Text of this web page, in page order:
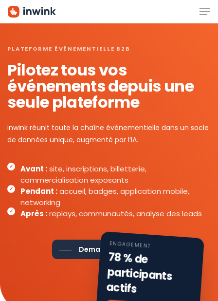
Skip
PLATEFORME ÉVÉNEMENTIELLE B2B
Pilotez tous vos
événements depuis une
seule plateforme
inwink réunit toute la chaîne événementielle dans un socle
de données unique, augmenté par l’IA.
Avant :site, inscriptions, billetterie,
commercialisation exposants
Pendant :accueil, badges, application mobile,
networking
Après :replays, communautés, analyse des leads
Demander une démo
ENGAGEMENT
78 % de
participants
actifs